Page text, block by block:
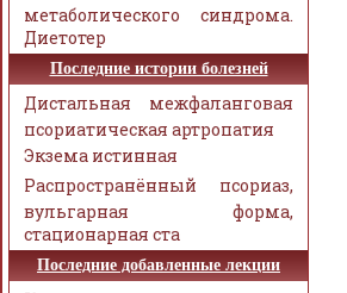
метаболического синдрома.
Диетотер
Последние истории болезней
Дистальная межфаланговая
псориатическая артропатия
Экзема истинная
Распространённый псориаз,
вульгарная форма,
стационарная ста
Последние добавленные лекции